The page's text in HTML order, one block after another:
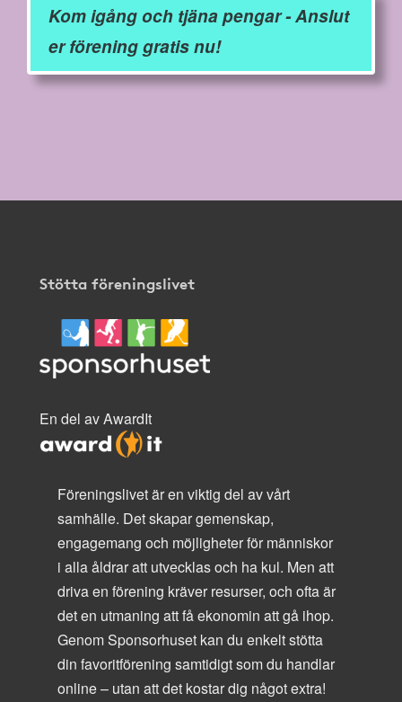
Kom igång och tjäna pengar - Anslut
er förening gratis nu!
Stötta föreningslivet
En del av AwardIt
Föreningslivet är en viktig del av vårt
samhälle. Det skapar gemenskap,
engagemang och möjligheter för människor
i alla åldrar att utvecklas och ha kul. Men att
driva en förening kräver resurser, och ofta är
det en utmaning att få ekonomin att gå ihop.
Genom Sponsorhuset kan du enkelt stötta
din favoritförening samtidigt som du handlar
online – utan att det kostar dig något extra!